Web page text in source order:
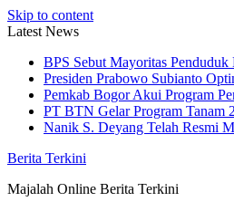
Skip to content
Latest News
BPS Sebut Mayoritas
Presiden Prabowo Subianto
Pemkab Bogor Akui Program
PT BTN Gelar Program Tanam
Nanik S. Deyang Telah Resmi
Berita Terkini
Majalah Online Berita Terkini